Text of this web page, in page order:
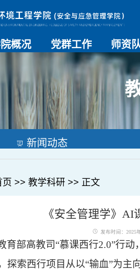
概况 党群工作 师资
师资总
导师名
教师简
新闻动态
页 >> 教学科研>> 正文
《安全管理学》
发布时间：2025
育部高教司“慕课西行2.0”行
探索西行项目从以“输血”为主